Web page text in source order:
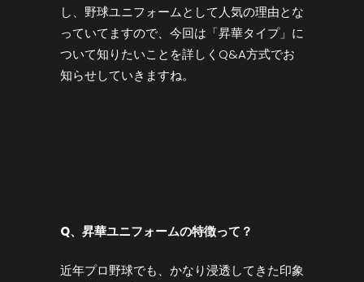
し、野球ユニフォームとして人気の理由とな
っていてますので、今回は「昇華タイプ」に
ついて知りたいことを詳しくQ&A方式でお
知らせしていきますね。
Q、昇華ユニフォームの特徴って？
近年プロ野球でも、かなり浸透してきた印象